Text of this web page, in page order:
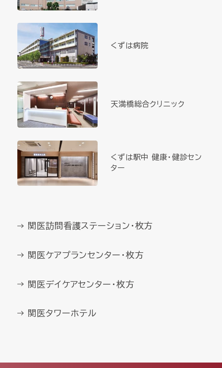
くずは病院
天満橋総合クリニック
くずは駅中 健康・健診セン
ター
関医訪問看護ステーション・枚方
関医ケアプランセンター・枚方
関医デイケアセンター・枚方
関医タワーホテル